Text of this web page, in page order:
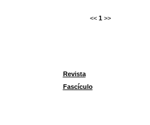
<< 1 >>
Revista
Fascículo